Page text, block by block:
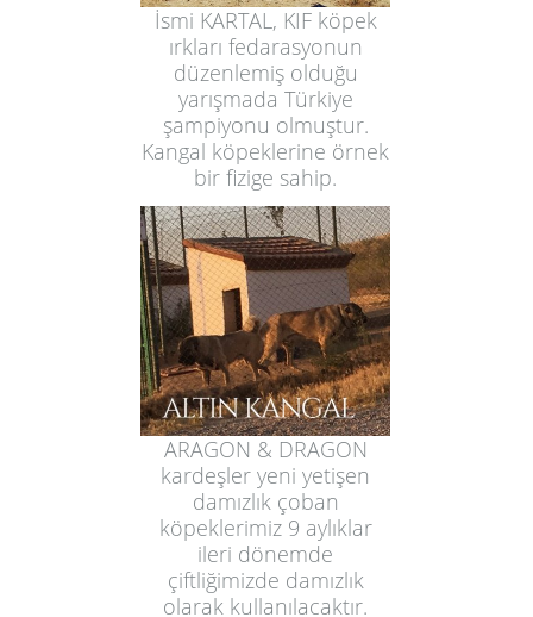
İsmi KARTAL, KIF köpek
ırkları fedarasyonun
düzenlemiş olduğu
yarışmada Türkiye
şampiyonu olmuştur.
Kangal köpeklerine örnek
bir fizige sahip.
ARAGON & DRAGON
kardeşler yeni yetişen
damızlık çoban
köpeklerimiz 9 aylıklar
ileri dönemde
çiftliğimizde damızlık
olarak kullanılacaktır.